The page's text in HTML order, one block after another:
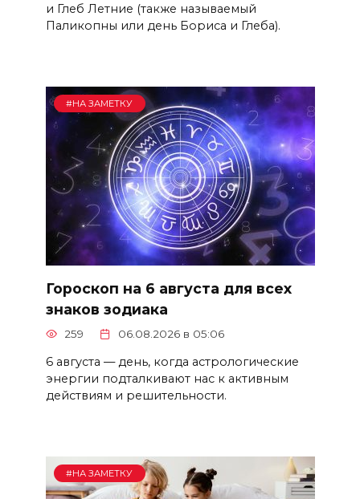
и Глеб Летние (также называемый
Паликопны или день Бориса и Глеба).
#НА ЗАМЕТКУ
Гороскоп на 6 августа для всех
знаков зодиака
259 06.08.2026 в 05:06
6 августа — день, когда астрологические
энергии подталкивают нас к активным
действиям и решительности.
#НА ЗАМЕТКУ